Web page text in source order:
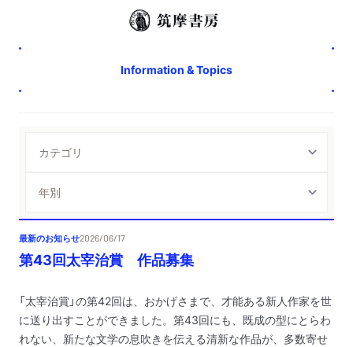
Information & Topics
最新のお知らせ2026/06/17
第43回太宰治賞 作品募集
「太宰治賞」の第42回は、おかげさまで、才能ある新人作家を世
に送り出すことができました。第43回にも、既成の型にとらわ
れない、新たな文学の息吹きを伝える清新な作品が、多数寄せ